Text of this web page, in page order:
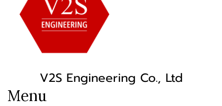
V2S Engineering Co., Ltd
Menu